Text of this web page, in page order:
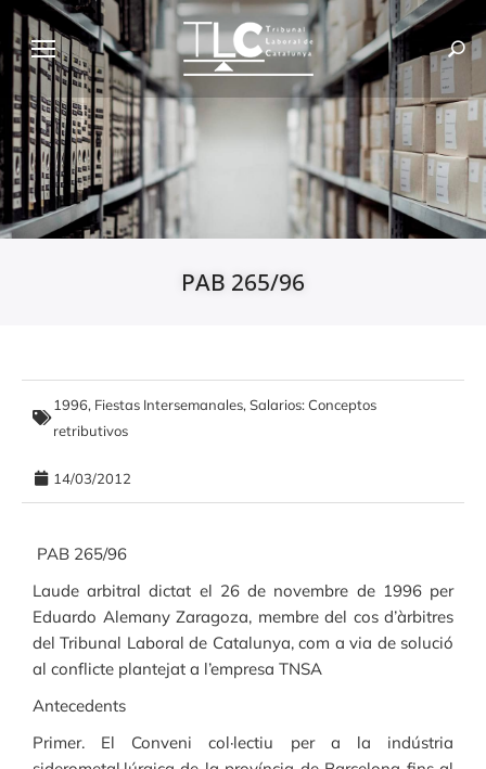
PAB 265/96
1996, Fiestas Intersemanales, Salarios: Conceptos
retributivos
14/03/2012
PAB 265/96
Laude arbitral dictat el 26 de novembre de 1996 per
Eduardo Alemany Zaragoza, membre del cos d’àrbitres
del Tribunal Laboral de Catalunya, com a via de solució
al conflicte plantejat a l’empresa TNSA
Antecedents
Primer. El Conveni col·lectiu per a la indústria